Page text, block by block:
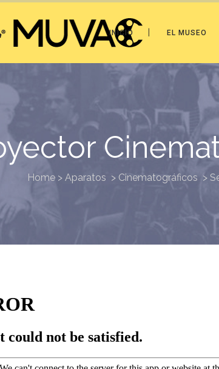
INICIO EL MUSEO
Home > Aparatos > Cinematográficos >